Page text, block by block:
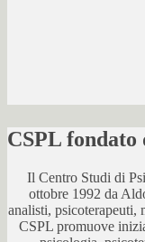
CSPL fondato
Il Centro Studi di
ottobre 1992 da
analisti,
CSPL promuove